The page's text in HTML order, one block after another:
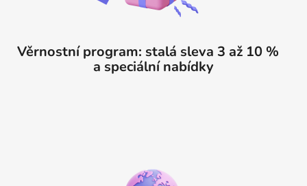
Věrnostní program: stalá sleva 3 až 10 %
a speciální nabídky